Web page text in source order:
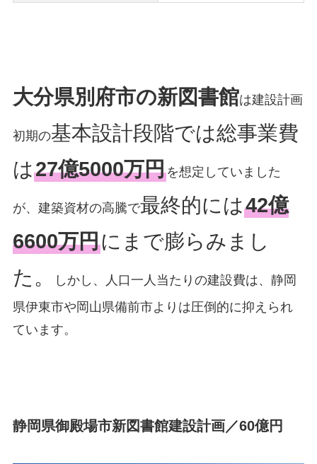
大分県別府市の新図書館は建設計画
初期の基本設計段階では総事業費
は27億5000万円を想定していました
が、建築資材の高騰で最終的には42億
6600万円にまで膨らみまし
た。
しかし、人口一人当たりの建設費は、静岡
県伊東市や岡山県備前市よりは圧倒的に抑えられ
ています。
静岡県御殿場市新図書館建設計画／60億円